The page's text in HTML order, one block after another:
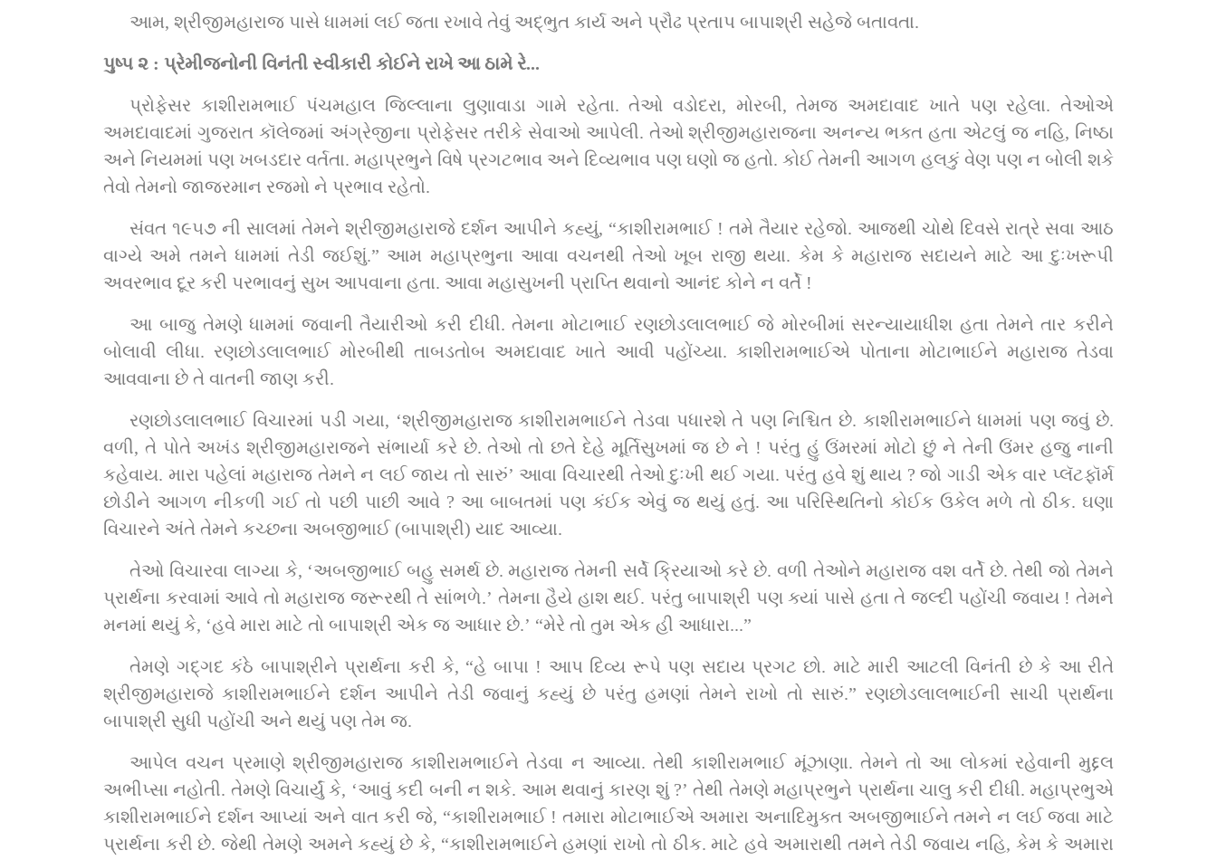
આમ, શ્રીજીમહારાજ પાસે ધામમાં લઈ જતા રખાવે તેવું અદ્‌ભુત કાર્ય અને પ્રૌઢ પ્રતાપ બાપાશ્રી સહેજે બતાવતા.
પુષ્પ ૨ : પ્રેમીજનોની વિનંતી સ્વીકારી કોઈને રાખે આ ઠામે રે...
પ્રોફેસર કાશીરામભાઈ પંચમહાલ જિલ્લાના લુણાવાડા ગામે રહેતા. તેઓ વડોદરા, મોરબી, તેમજ અમદાવાદ ખાતે પણ રહેલા. તેઓએ
અમદાવાદમાં ગુજરાત કૉલેજમાં અંગ્રેજીના પ્રોફેસર તરીકે સેવાઓ આપેલી. તેઓ શ્રીજીમહારાજના અનન્ય ભક્ત હતા એટલું જ નહિ, નિષ્ઠા
અને નિયમમાં પણ ખબડદાર વર્તતા. મહાપ્રભુને વિષે પ્રગટભાવ અને દિવ્યભાવ પણ ઘણો જ હતો. કોઈ તેમની આગળ હલકું વેણ પણ ન બોલી શકે
તેવો તેમનો જાજરમાન રજમો ને પ્રભાવ રહેતો.
સંવત ૧૯૫૭ ની સાલમાં તેમને શ્રીજીમહારાજે દર્શન આપીને કહ્યું, “કાશીરામભાઈ ! તમે તૈયાર રહેજો. આજથી ચોથે દિવસે રાત્રે સવા આઠ
વાગ્યે અમે તમને ધામમાં તેડી જઈશું.” આમ મહાપ્રભુના આવા વચનથી તેઓ ખૂબ રાજી થયા. કેમ કે મહારાજ સદાયને માટે આ દુઃખરૂપી
અવરભાવ દૂર કરી પરભાવનું સુખ આપવાના હતા. આવા મહાસુખની પ્રાપ્તિ થવાનો આનંદ કોને ન વર્તે !
આ બાજુ તેમણે ધામમાં જવાની તૈયારીઓ કરી દીધી. તેમના મોટાભાઈ રણછોડલાલભાઈ જે મોરબીમાં સરન્યાયાધીશ હતા તેમને તાર કરીને
બોલાવી લીધા. રણછોડલાલભાઈ મોરબીથી તાબડતોબ અમદાવાદ ખાતે આવી પહોંચ્યા. કાશીરામભાઈએ પોતાના મોટાભાઈને મહારાજ તેડવા
આવવાના છે તે વાતની જાણ કરી.
રણછોડલાલભાઈ વિચારમાં પડી ગયા, ‘શ્રીજીમહારાજ કાશીરામભાઈને તેડવા પધારશે તે પણ નિશ્ચિત છે. કાશીરામભાઈને ધામમાં પણ જવું છે.
વળી, તે પોતે અખંડ શ્રીજીમહારાજને સંભાર્યા કરે છે. તેઓ તો છતે દેહે મૂર્તિસુખમાં જ છે ને ! પરંતુ હું ઉંમરમાં મોટો છું ને તેની ઉંમર હજુ નાની
કહેવાય. મારા પહેલાં મહારાજ તેમને ન લઈ જાય તો સારું’ આવા વિચારથી તેઓ દુઃખી થઈ ગયા. પરંતુ હવે શું થાય ? જો ગાડી એક વાર પ્લૅટફૉર્મ
છોડીને આગળ નીકળી ગઈ તો પછી પાછી આવે ? આ બાબતમાં પણ કંઈક એવું જ થયું હતું. આ પરિસ્થિતિનો કોઈક ઉકેલ મળે તો ઠીક. ઘણા
વિચારને અંતે તેમને કચ્છના અબજીભાઈ (બાપાશ્રી) યાદ આવ્યા.
તેઓ વિચારવા લાગ્યા કે, ‘અબજીભાઈ બહુ સમર્થ છે. મહારાજ તેમની સર્વે ક્રિયાઓ કરે છે. વળી તેઓને મહારાજ વશ વર્તે છે. તેથી જો તેમને
પ્રાર્થના કરવામાં આવે તો મહારાજ જરૂરથી તે સાંભળે.’ તેમના હૈયે હાશ થઈ. પરંતુ બાપાશ્રી પણ ક્યાં પાસે હતા તે જલ્દી પહોંચી જવાય ! તેમને
મનમાં થયું કે, ‘હવે મારા માટે તો બાપાશ્રી એક જ આધાર છે.’ “મેરે તો તુમ એક હી આધારા...”
તેમણે ગદ્‌ગદ કંઠે બાપાશ્રીને પ્રાર્થના કરી કે, “હે બાપા ! આપ દિવ્ય રૂપે પણ સદાય પ્રગટ છો. માટે મારી આટલી વિનંતી છે કે આ રીતે
શ્રીજીમહારાજે કાશીરામભાઈને દર્શન આપીને તેડી જવાનું કહ્યું છે પરંતુ હમણાં તેમને રાખો તો સારું.” રણછોડલાલભાઈની સાચી પ્રાર્થના
બાપાશ્રી સુધી પહોંચી અને થયું પણ તેમ જ.
આપેલ વચન પ્રમાણે શ્રીજીમહારાજ કાશીરામભાઈને તેડવા ન આવ્યા. તેથી કાશીરામભાઈ મૂંઝાણા. તેમને તો આ લોકમાં રહેવાની મુદ્દલ
અભીપ્સા નહોતી. તેમણે વિચાર્યું કે, ‘આવું કદી બની ન શકે. આમ થવાનું કારણ શું ?’ તેથી તેમણે મહાપ્રભુને પ્રાર્થના ચાલુ કરી દીધી. મહાપ્રભુએ
કાશીરામભાઈને દર્શન આપ્યાં અને વાત કરી જે, “કાશીરામભાઈ ! તમારા મોટાભાઈએ અમારા અનાદિમુક્ત અબજીભાઈને તમને ન લઈ જવા માટે
પ્રાર્થના કરી છે. જેથી તેમણે અમને કહ્યું છે કે, “કાશીરામભાઈને હમણાં રાખો તો ઠીક. માટે હવે અમારાથી તમને તેડી જવાય નહિ, કેમ કે અમારા